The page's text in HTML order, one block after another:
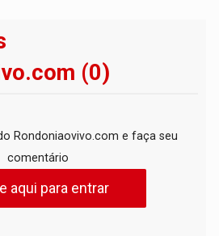
(0)
Rondoniaovivo.com e faça seu
comentário
aqui para entrar